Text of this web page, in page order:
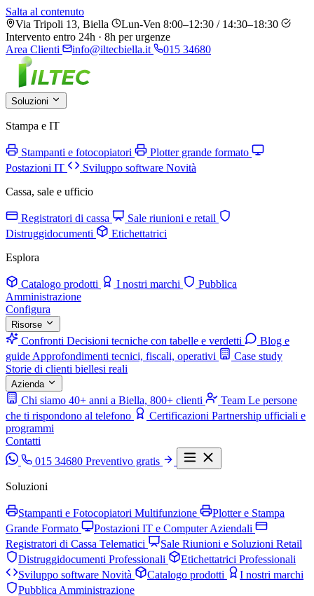
Salta al contenuto
Via Tripoli 13, Biella
Lun-Ven 8:00–12:30 / 14:30–18:30
Intervento entro 24h · 8h per urgenze
Area Clienti
info@iltecbiella.it 015 34680
Soluzioni
Stampa e IT
Stampanti e fotocopiatori
Plotter grande formato
Postazioni IT
Sviluppo software Novità
Cassa, sale e ufficio
Registratori di cassa
Sale riunioni e retail
Distruggidocumenti
Etichettatrici
Esplora
Catalogo prodotti I nostri marchi
Pubblica
Amministrazione
Configura
Risorse
Confronti Decisioni tecniche con tabelle e verdetti
Blog e
guide Approfondimenti tecnici, fiscali, operativi
Case study
Storie di clienti biellesi reali
Azienda
Chi siamo 40+ anni a Biella, 800+ clienti Team Le persone
che ti rispondono al telefono
Certificazioni Partnership ufficiali e
programmi
Contatti
015 34680 Preventivo gratis
Soluzioni
Stampanti e Fotocopiatori Multifunzione
Plotter e Stampa
Grande Formato
Postazioni IT e Computer Aziendali
Registratori di Cassa Telematici
Sale Riunioni e Soluzioni Retail
Distruggidocumenti Professionali
Etichettatrici Professionali
Sviluppo software Novità Catalogo prodotti
I nostri marchi
Pubblica Amministrazione